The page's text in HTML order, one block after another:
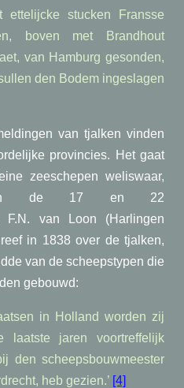
stucken Fransse
boven met Brandhout
van Hamburg gesonden,
den Bodem ingeslagen
van tjalken vinden
provincies. Het gaat
zeeschepen weliswaar,
de 17 en 22
F.N. van Loon (Harlingen
in 1838 over de tjalken,
van de scheepstypen die
gebouwd:
in Holland worden zij
laatste jaren voortreffelijk
den scheepsbouwmeester
heb gezien.’ [4]